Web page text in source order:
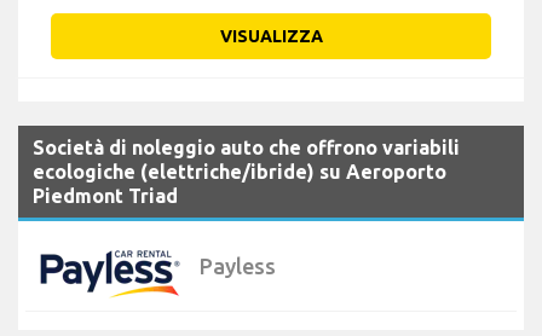
VISUALIZZA
Società di noleggio auto che offrono variabili
ecologiche (elettriche/ibride) su Aeroporto
Piedmont Triad
Payless